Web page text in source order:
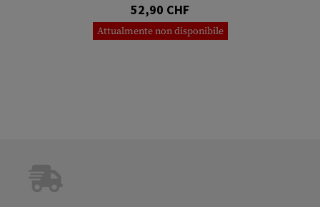
52,90 CHF
Attualmente non disponibile